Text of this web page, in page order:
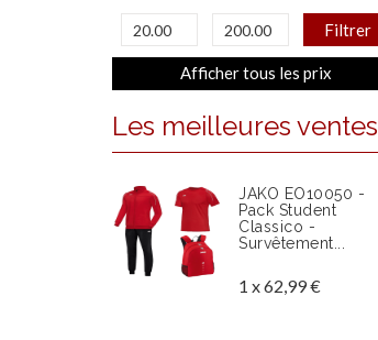
Filtrer
Afficher tous les prix
Les meilleures ventes
JAKO EO10050 -
Pack Student
Classico -
Survêtement...
1 x 62,99 €